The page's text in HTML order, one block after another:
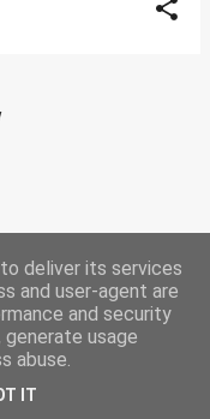
Blogger
prawa zastrzeżone
deliver its services
and user-agent are
and security
usage
abuse.
IT